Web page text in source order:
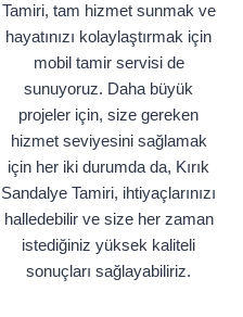
Tamiri, tam hizmet sunmak ve
hayatınızı kolaylaştırmak için
mobil tamir servisi de
sunuyoruz. Daha büyük
projeler için, size gereken
hizmet seviyesini sağlamak
için her iki durumda da, Kırık
Sandalye Tamiri, ihtiyaçlarınızı
halledebilir ve size her zaman
istediğiniz yüksek kaliteli
sonuçları sağlayabiliriz.